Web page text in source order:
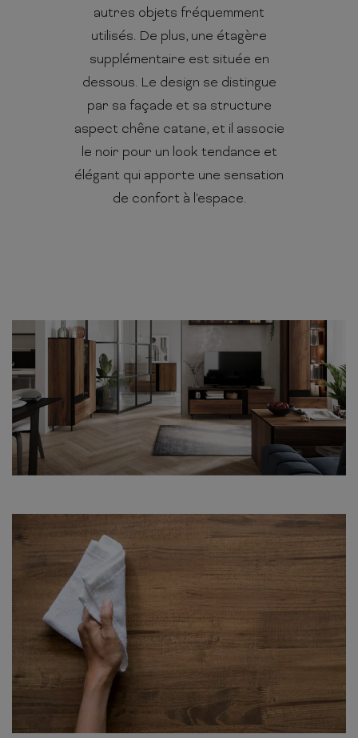
autres objets fréquemment
utilisés. De plus, une étagère
supplémentaire est située en
dessous. Le design se distingue
par sa façade et sa structure
aspect chêne catane, et il associe
le noir pour un look tendance et
élégant qui apporte une sensation
de confort à l'espace.